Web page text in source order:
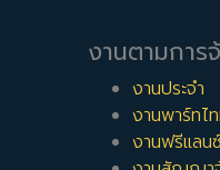
งานตามการ
งานประจำ
งานพาร์ทไ
งานฟรีแลน